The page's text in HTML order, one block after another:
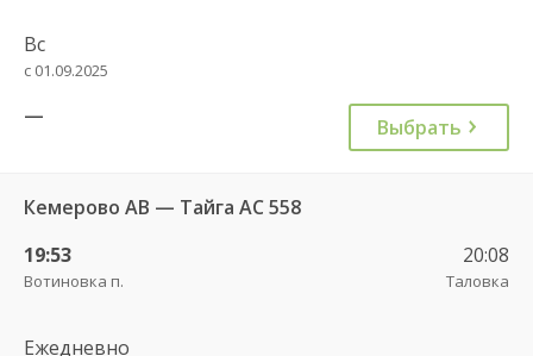
Вс
с 01.09.2025
— Выбрать
Кемерово АВ — Тайга АС 558
19:53
Вотиновка п.
20:08
Таловка
Ежедневно